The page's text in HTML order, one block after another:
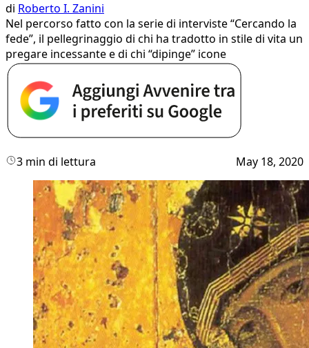
di Roberto I. Zanini
Nel percorso fatto con la serie di interviste “Cercando la
fede”, il pellegrinaggio di chi ha tradotto in stile di vita un
pregare incessante e di chi “dipinge” icone
3 min di lettura May 18, 2020